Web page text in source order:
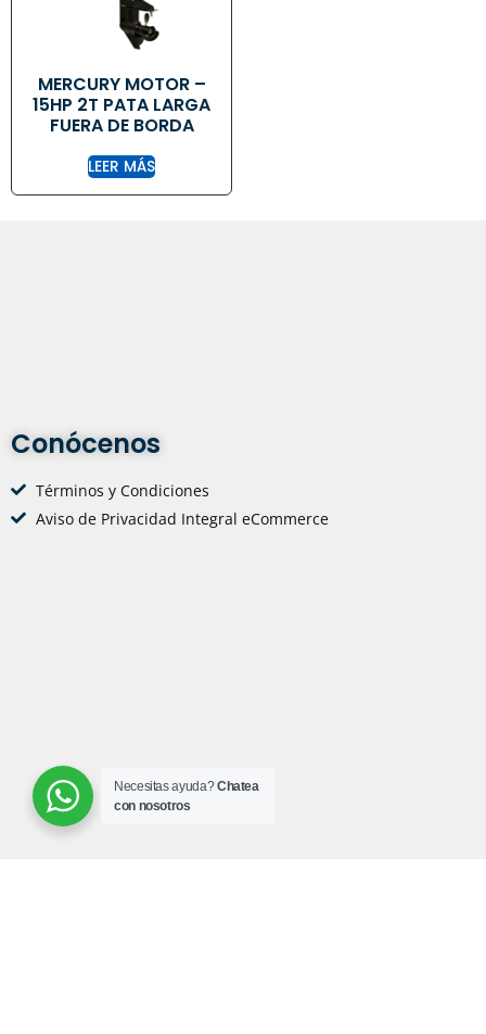
MERCURY MOTOR –
15HP 2T PATA LARGA
FUERA DE BORDA
LEER MÁS
Conócenos
Términos y Condiciones
Aviso de Privacidad Integral eCommerce
Necesitas ayuda?Chatea
con nosotros